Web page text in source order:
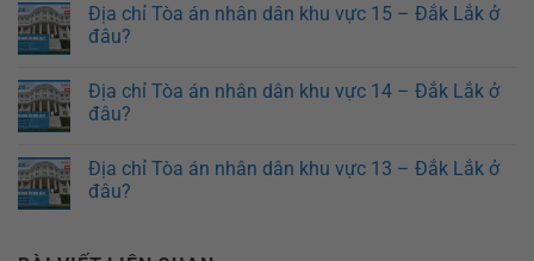
Địa chỉ Tòa án nhân dân khu vực 15 – Đắk Lắk ở
đâu?
Địa chỉ Tòa án nhân dân khu vực 14 – Đắk Lắk ở
đâu?
Địa chỉ Tòa án nhân dân khu vực 13 – Đắk Lắk ở
đâu?